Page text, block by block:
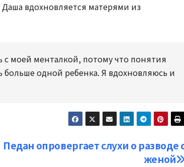
вдохновляется матерями из
с моей менталкой, потому что понятия
больше одной ребенка. Я вдохновляюсь и
Педан опровергает слухи о разводе
женой